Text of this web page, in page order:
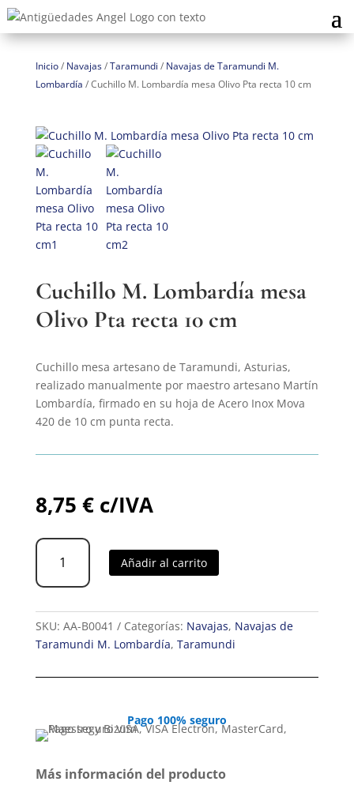
Inicio/ Navajas/Taramundi / Navajas de Taramundi M.
Lombardía /Cuchillo M. Lombardía mesa Olivo Pta recta 10 cm
Cuchillo M. Lombardía mesa
Olivo Pta recta 10 cm
Cuchillo mesa artesano de Taramundi, Asturias,
realizado manualmente por maestro artesano Martín
Lombardía, firmado en su hoja de Acero Inox Mova
420 de 10 cm punta recta.
8,75 € c/IVA
Cuchillo
Lombardía
Olivo
Pta
10
Añadir al carrito
SKU: AA-B0041 Categorías: Navajas, Navajas de
Taramundi M. Lombardía, Taramundi
Pago 100% seguro
Más información del producto